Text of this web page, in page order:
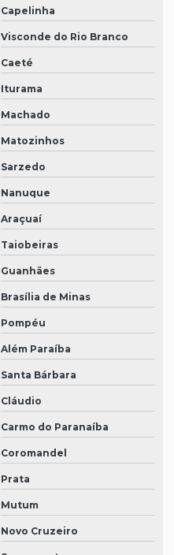
Capelinha
Visconde do Rio Branco
Caeté
Iturama
Machado
Matozinhos
Sarzedo
Nanuque
Araçuaí
Taiobeiras
Guanhães
Brasília de Minas
Pompéu
Além Paraíba
Santa Bárbara
Cláudio
Carmo do Paranaíba
Coromandel
Prata
Mutum
Novo Cruzeiro